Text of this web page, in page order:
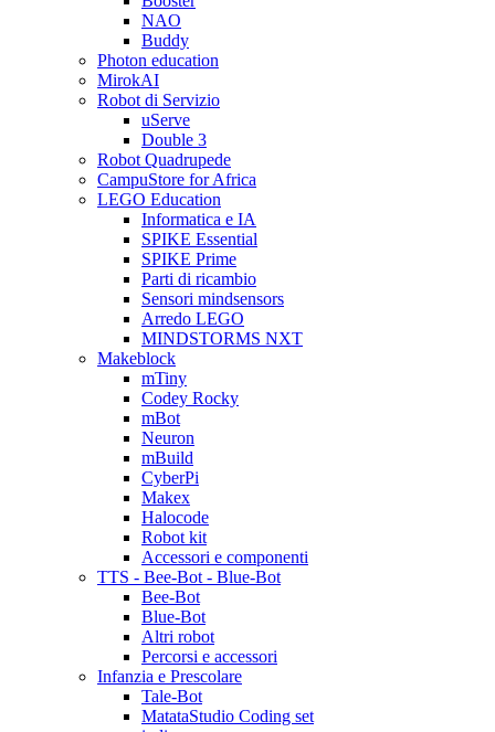
NAO
Buddy
Photon education
MirokAI
Robot di Servizio
uServe
Double 3
Robot Quadrupede
CampuStore for Africa
LEGO Education
Informatica e IA
SPIKE Essential
SPIKE Prime
Parti di ricambio
Sensori mindsensors
Arredo LEGO
MINDSTORMS NXT
Makeblock
mTiny
Codey Rocky
mBot
Neuron
mBuild
CyberPi
Makex
Halocode
Robot kit
Accessori e componenti
TTS - Bee-Bot - Blue-Bot
Bee-Bot
Blue-Bot
Altri robot
Percorsi e accessori
Infanzia e Prescolare
Tale-Bot
MatataStudio Coding set